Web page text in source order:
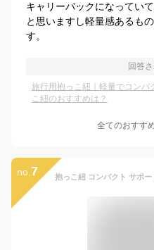
キャリーバックになってい
と思いますし軽量感あるも
す。
回答
旅行用抱っこ紐｜軽量でコンパ
こ紐のおすすめは？
全てのおすす
no. 7